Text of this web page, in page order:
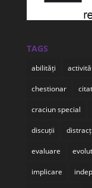
TAGS
abilități
chestionar
craciun special
discuții
evaluare
implicare